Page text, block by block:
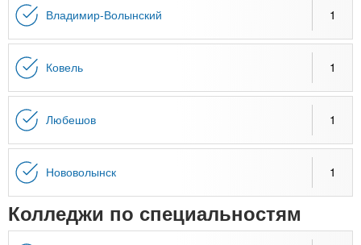
i
n
f
o
й
Владимир-Волынский 1
Ковель 1
Любешов 1
Нововолынск 1
Колледжи по специальностям